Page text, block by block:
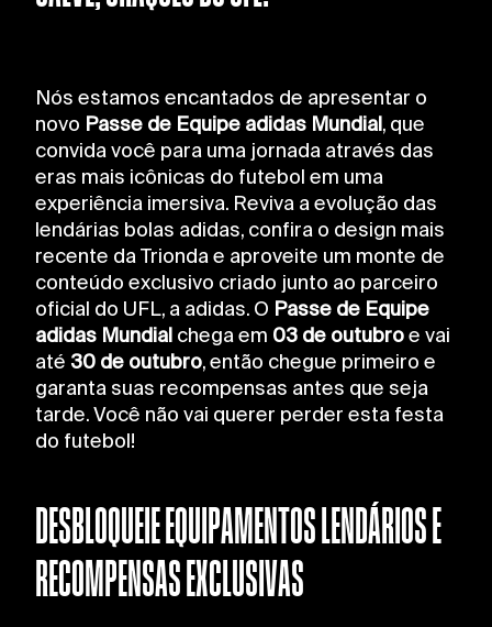
Nós estamos encantados de apresentar o
novo Passe de Equipe adidas Mundial, que
convida você para uma jornada através das
eras mais icônicas do futebol em uma
experiência imersiva. Reviva a evolução das
lendárias bolas adidas, confira o design mais
recente da Trionda e aproveite um monte de
conteúdo exclusivo criado junto ao parceiro
oficial do UFL, a adidas. O Passe de Equipe
adidas Mundialchega em 03 de outubroe vai
até 30 de outubro, então chegue primeiro e
garanta suas recompensas antes que seja
tarde. Você não vai querer perder esta festa
do futebol!
DESBLOQUEIE EQUIPAMENTOS LENDÁRIOS E
RECOMPENSAS EXCLUSIVAS